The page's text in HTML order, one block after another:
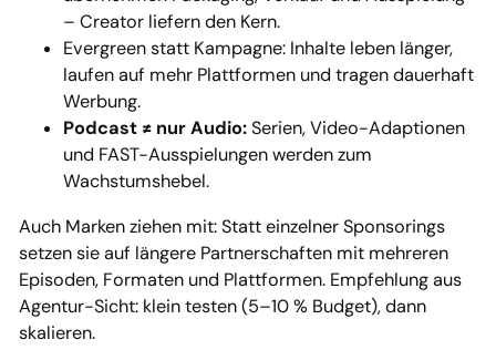
– Creator liefern den Kern.
Evergreen statt Kampagne: Inhalte leben länger,
laufen auf mehr Plattformen und tragen dauerhaft
Werbung.
Podcast ≠ nur Audio:Serien, Video-Adaptionen
und FAST-Ausspielungen werden zum
Wachstumshebel.
Auch Marken ziehen mit: Statt einzelner Sponsorings
setzen sie auf längere Partnerschaften mit mehreren
Episoden, Formaten und Plattformen. Empfehlung aus
Agentur-Sicht: klein testen (5–10 % Budget), dann
skalieren.